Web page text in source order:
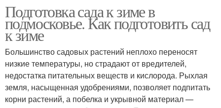
Подготовка сада к зиме в
подмосковье. Как подготовить сад
к зиме
Большинство садовых растений неплохо переносят
низкие температуры, но страдают от вредителей,
недостатка питательных веществ и кислорода. Рыхлая
земля, насыщенная удобрениями, позволяет подпитать
корни растений, а побелка и укрывной материал —